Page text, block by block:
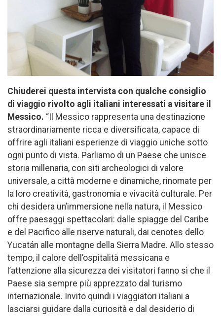
Chiuderei questa intervista con qualche consiglio
di viaggio rivolto agli italiani interessati a visitare il
Messico. “Il Messico rappresenta una destinazione
straordinariamente ricca e diversificata, capace di
offrire agli italiani esperienze di viaggio uniche sotto
ogni punto di vista. Parliamo di un Paese che unisce
storia millenaria, con siti archeologici di valore
universale, a città moderne e dinamiche, rinomate per
la loro creatività, gastronomia e vivacità culturale. Per
chi desidera un’immersione nella natura, il Messico
offre paesaggi spettacolari: dalle spiagge del Caribe
e del Pacifico alle riserve naturali, dai cenotes dello
Yucatán alle montagne della Sierra Madre. Allo stesso
tempo, il calore dell’ospitalità messicana e
l’attenzione alla sicurezza dei visitatori fanno sì che il
Paese sia sempre più apprezzato dal turismo
internazionale. Invito quindi i viaggiatori italiani a
lasciarsi guidare dalla curiosità e dal desiderio di